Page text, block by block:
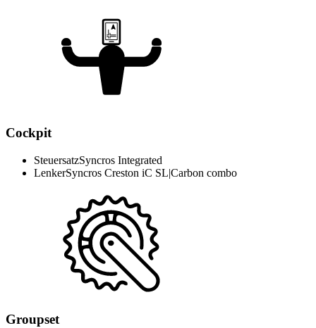
Cockpit
SteuersatzSyncros Integrated
LenkerSyncros Creston iC SL|Carbon combo
Groupset